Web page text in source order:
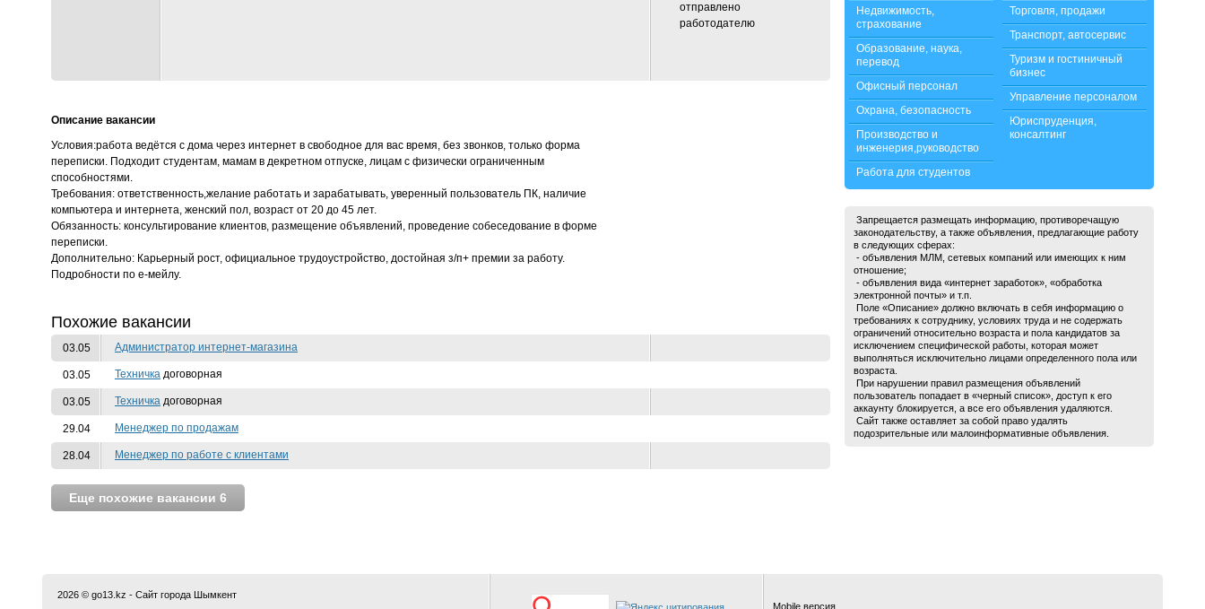
отправлено
работодателю
Описание вакансии
Условия:работа ведётся с дома через интернет в свободное для вас время, без звонков, только форма
переписки. Подходит студентам, мамам в декретном отпуске, лицам с физически ограниченным
способностями.
Требования: ответственность,желание работать и зарабатывать, уверенный пользователь ПК, наличие
компьютера и интернета, женский пол, возраст от 20 до 45 лет.
Обязанность: консультирование клиентов, размещение объявлений, проведение собеседование в форме
переписки.
Дополнительно: Карьерный рост, официальное трудоустройство, достойная з/п+ премии за работу.
Подробности по е-мейлу.
Похожие вакансии
03.05 Администратор интернет-магазина
03.05 Техничка договорная
03.05 Техничка договорная
29.04 Менеджер по продажам
28.04 Менеджер по работе с клиентами
Недвижимость,
страхование
Образование, наука,
перевод
Офисный персонал
Охрана, безопасность
Производство и
инженерия,руководство
Работа для студентов
Торговля, продажи
Транспорт, автосервис
Туризм и гостиничный
бизнес
Управление персоналом
Юриспруденция,
консалтинг
Запрещается размещать информацию, противоречащую
законодательству, а также объявления, предлагающие работу
в следующих сферах:
- объявления МЛМ, сетевых компаний или имеющих к ним
отношение;
- объявления вида «интернет заработок», «обработка
электронной почты» и т.п.
Поле «Описание» должно включать в себя информацию о
требованиях к сотруднику, условиях труда и не содержать
ограничений относительно возраста и пола кандидатов за
исключением специфической работы, которая может
выполняться исключительно лицами определенного пола или
возраста.
При нарушении правил размещения объявлений
пользователь попадает в «черный список», доступ к его
аккаунту блокируется, а все его объявления удаляются.
Сайт также оставляет за собой право удалять
подозрительные или малоинформативные объявления.
2026 © go13.kz - Сайт города Шымкент
Mobile версия